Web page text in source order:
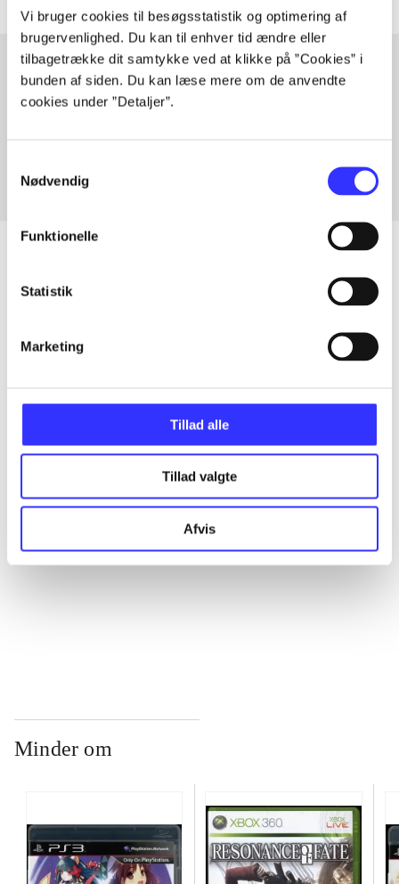
Vi bruger cookies til besøgsstatistik og optimering af
brugervenlighed. Du kan til enhver tid ændre eller
tilbagetrække dit samtykke ved at klikke på ”Cookies” i
bunden af siden. Du kan læse mere om de anvendte
cookies under ”Detaljer”.
Nødvendig
Funktionelle
Statistik
Marketing
Tillad alle
Tillad valgte
Afvis
Artikler med samme emner
...
...
Minder om